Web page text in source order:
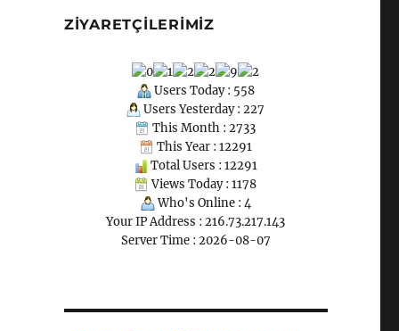
ZIYARETÇILERIMIZ
Users Today : 558
Users Yesterday : 227
This Month : 2733
This Year : 12291
Total Users : 12291
Views Today : 1178
Who's Online : 4
Your IP Address : 216.73.217.143
Server Time : 2026-08-07